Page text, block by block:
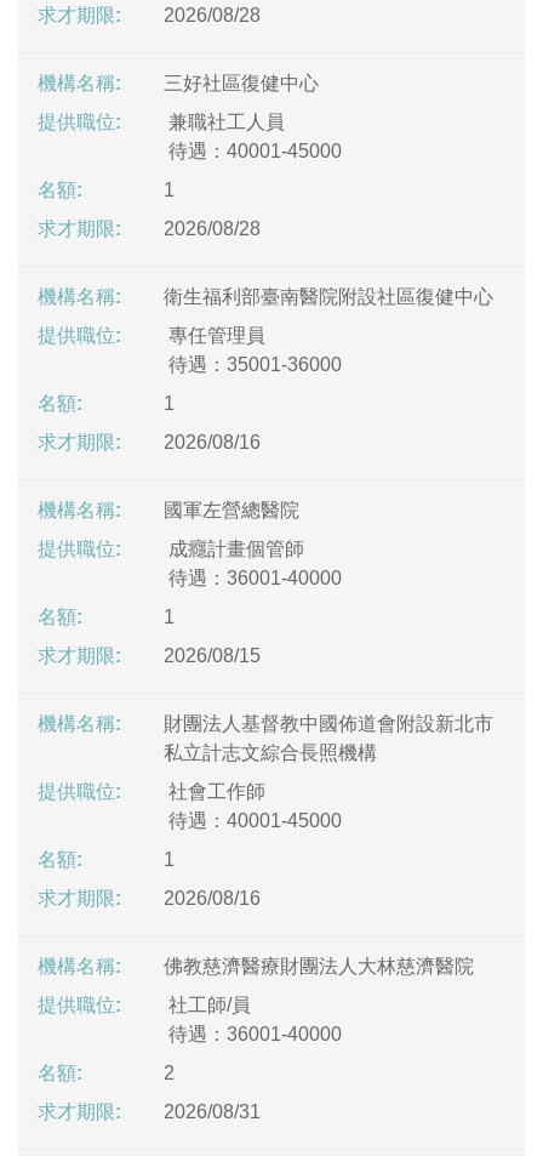
2026/08/28
三好社區復健中心
兼職社工人員
待遇：40001-45000
1
2026/08/28
衛生福利部臺南醫院附設社區復健中心
專任管理員
待遇：35001-36000
1
2026/08/16
國軍左營總醫院
成癮計畫個管師
待遇：36001-40000
1
2026/08/15
財團法人基督教中國佈道會附設新北市
私立計志文綜合長照機構
社會工作師
待遇：40001-45000
1
2026/08/16
佛教慈濟醫療財團法人大林慈濟醫院
社工師/員
待遇：36001-40000
2
2026/08/31